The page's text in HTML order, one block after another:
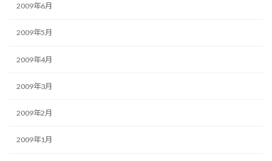
2009年6月
2009年5月
2009年4月
2009年3月
2009年2月
2009年1月